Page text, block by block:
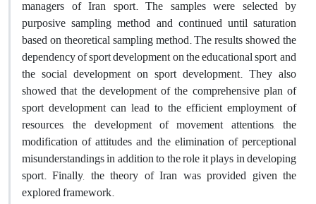
managers of Iran sport. The samples were selected by
purposive sampling method and continued until saturation
based on theoretical sampling method. The results showed the
dependency of sport development on the educational sport, and
the social development on sport development. They also
showed that the development of the comprehensive plan of
sport development can lead to the efficient employment of
resources, the development of movement attentions, the
modification of attitudes and the elimination of perceptional
misunderstandings in addition to the role it plays in developing
sport. Finally, the theory of Iran was provided given the
explored framework.